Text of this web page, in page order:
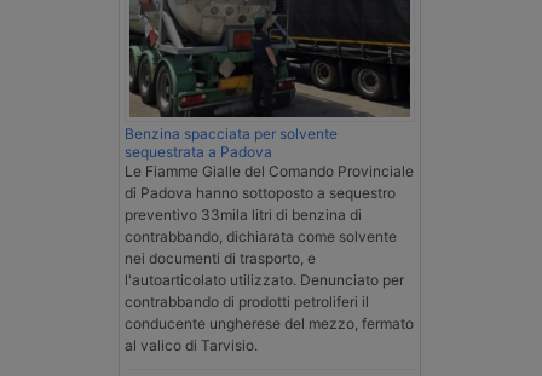
Benzina spacciata per solvente
sequestrata a Padova
Le Fiamme Gialle del Comando Provinciale
di Padova hanno sottoposto a sequestro
preventivo 33mila litri di benzina di
contrabbando, dichiarata come solvente
nei documenti di trasporto, e
l'autoarticolato utilizzato. Denunciato per
contrabbando di prodotti petroliferi il
conducente ungherese del mezzo, fermato
al valico di Tarvisio.